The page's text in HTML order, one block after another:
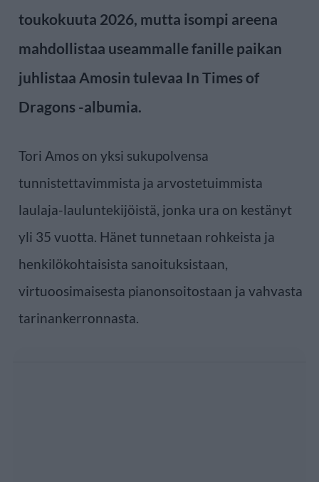
toukokuuta 2026, mutta isompi areena
mahdollistaa useammalle fanille paikan
juhlistaa Amosin tulevaa In Times of
Dragons -albumia.
Tori Amos on yksi sukupolvensa
tunnistettavimmista ja arvostetuimmista
laulaja-lauluntekijöistä, jonka ura on kestänyt
yli 35 vuotta. Hänet tunnetaan rohkeista ja
henkilökohtaisista sanoituksistaan,
virtuoosimaisesta pianonsoitostaan ja vahvasta
tarinankerronnasta.